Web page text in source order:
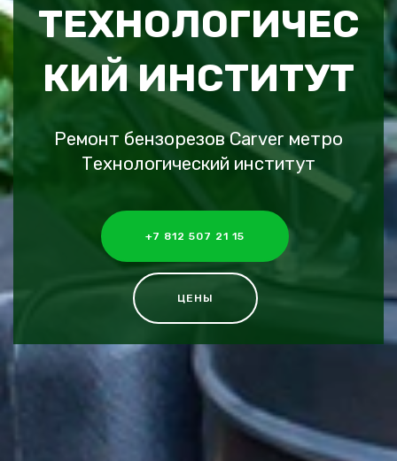
ТЕХНОЛОГИЧЕС
КИЙ ИНСТИТУТ
Ремонт бензорезов Carver метро
Технологический институт
+7 812 507 21 15
ЦЕНЫ